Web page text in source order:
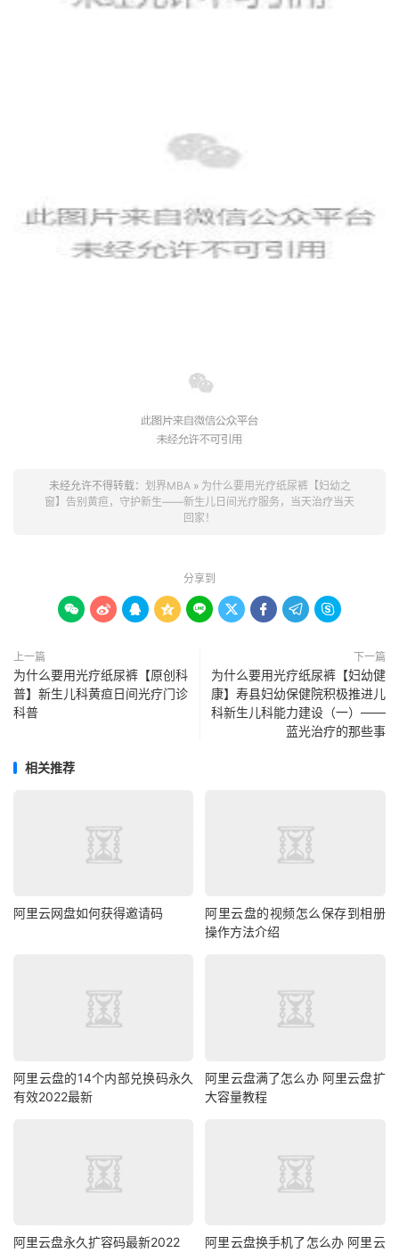
未经允许不得转载： 划界MBA» 为什么要用光疗纸尿裤【妇幼之
窗】告别黄疸，守护新生——新生儿日间光疗服务，当天治疗当天
回家！
分享到
        
上一篇
为什么要用光疗纸尿裤【原创科
普】新生儿科黄疸日间光疗门诊
科普
下一篇
为什么要用光疗纸尿裤【妇幼健
康】寿县妇幼保健院积极推进儿
科新生儿科能力建设（一）——
蓝光治疗的那些事
相关推荐
阿里云网盘如何获得邀请码
阿里云盘的视频怎么保存到相册
操作方法介绍
阿里云盘的14个内部兑换码永久
有效2022最新
阿里云盘满了怎么办 阿里云盘扩
大容量教程
阿里云盘永久扩容码最新2022 阿里云盘换手机了怎么办 阿里云